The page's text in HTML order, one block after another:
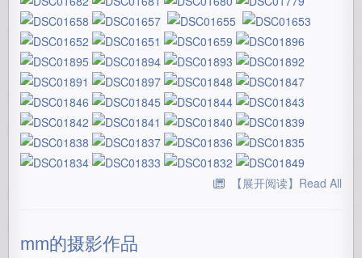
【展开阅读】Read All
mm的摄影作品